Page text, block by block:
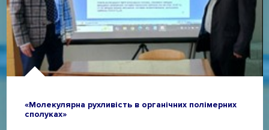
«Молекулярна рухливість в органічних полімерних
сполуках»